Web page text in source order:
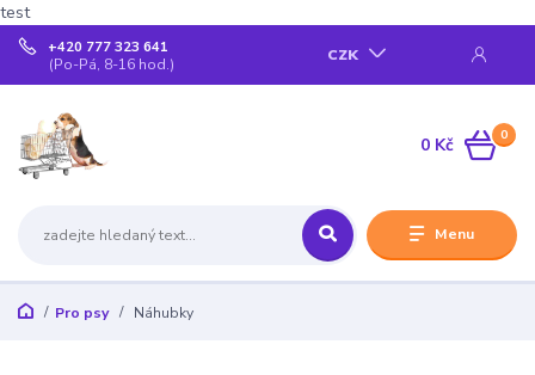
test
Menu
CZK
+420 777 323 641
(Po-Pá, 8-16 hod.)
0
0 Kč
Pro psy Náhubky